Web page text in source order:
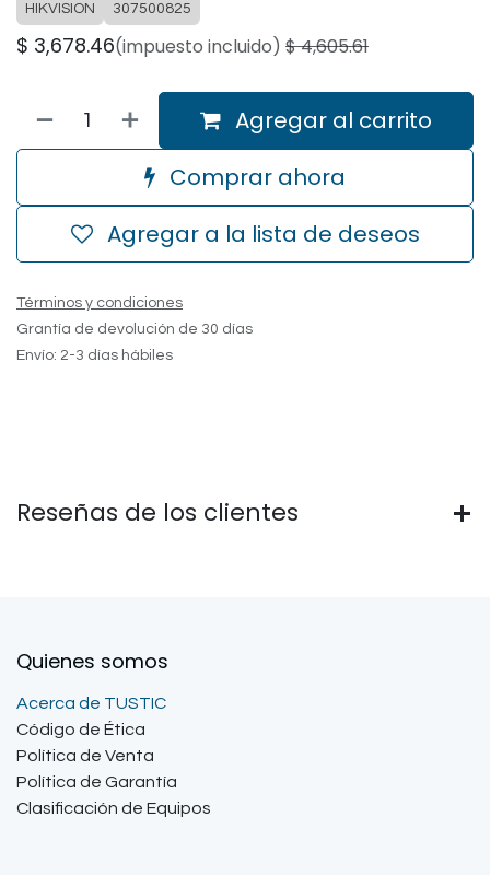
HIKVISION 307500825
$ 3,678.46(impuesto incluido) $4,605.61
Agregar al carrito
Comprar ahora
Agregar a la lista de deseos
Términos y condiciones
Grantía de devolución de 30 días
Envío: 2-3 días hábiles
Reseñas de los clientes
Quienes somos
Acerca de TUSTIC
Código de Ética
Política de Venta
Política de Garantía
Clasificación de Equipos